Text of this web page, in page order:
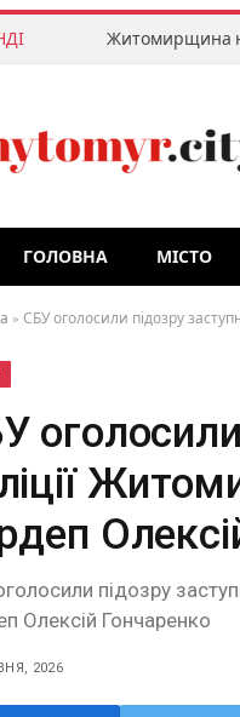
Житомирщина
ГОЛОВНА МІСТО
» СБУ оголосили підозру
підозру
Олексій Гончаренко
2026